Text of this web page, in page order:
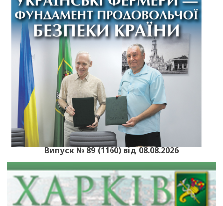
Випуск № 89 (1160) від 08.08.2026